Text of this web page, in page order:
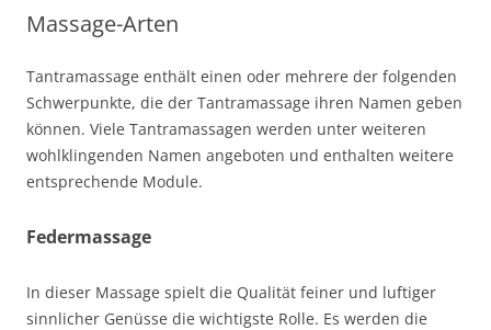
Massage-Arten
Tantramassage enthält einen oder mehrere der folgenden
Schwerpunkte, die der Tantramassage ihren Namen geben
können. Viele Tantramassagen werden unter weiteren
wohlklingenden Namen angeboten und enthalten weitere
entsprechende Module.
Federmassage
In dieser Massage spielt die Qualität feiner und luftiger
sinnlicher Genüsse die wichtigste Rolle. Es werden die